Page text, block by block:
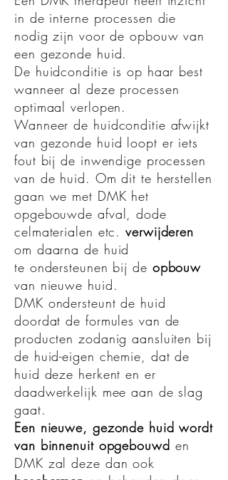
in de interne processen die
nodig zijn voor de opbouw van
een gezonde huid.
De huidconditie is op haar best
wanneer al deze processen
optimaal verlopen.
Wanneer de huidconditie afwijkt
van gezonde huid loopt er iets
fout bij de inwendige processen
van de huid. Om dit te herstellen
gaan we met DMK het
opgebouwde afval, dode
celmaterialen etc.verwijderen
om daarna de huid
te ondersteunen bij de opbouw
van nieuwe huid.
DMK ondersteunt de huid
doordat de formules van de
producten zodanig aansluiten bij
de huid-eigen chemie, dat de
huid deze herkent en er
daadwerkelijk mee aan de slag
gaat.
Een nieuwe, gezonde huid wordt
van binnenuit opgebouwd en
DMK zal deze dan ook